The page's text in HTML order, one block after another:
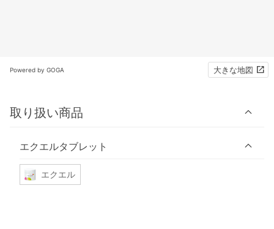
Powered by GOGA 大きな地図
取り扱い商品
エクエルタブレット
エクエル